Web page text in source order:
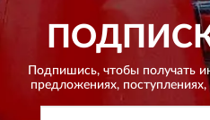
Подпишись, чтобы получать
предложениях,